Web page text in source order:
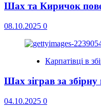
Шах та Киричок
08.10.2025 0
Карпатівці в
Шах зіграв за
04.10.2025 0